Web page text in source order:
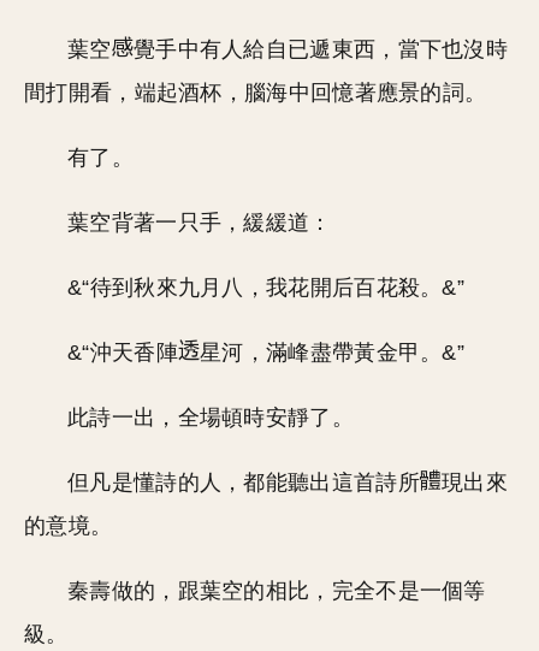
葉空
覺手中有人給自已遞東西，當下也沒時
間打開看，端起酒杯，腦海中回憶著應景的詞。
有了。
葉空背著一只手，緩緩道：
&“待到秋來九月八，我花開后百花殺。&”
&“沖天香陣 星河，滿峰盡帶黃金甲。&”
此詩一出，全場頓時安靜了。
但凡是懂詩的人，都能聽出這首詩所
現出來
的意境。
秦壽做的，跟葉空的相比，完全不是一個等
級。